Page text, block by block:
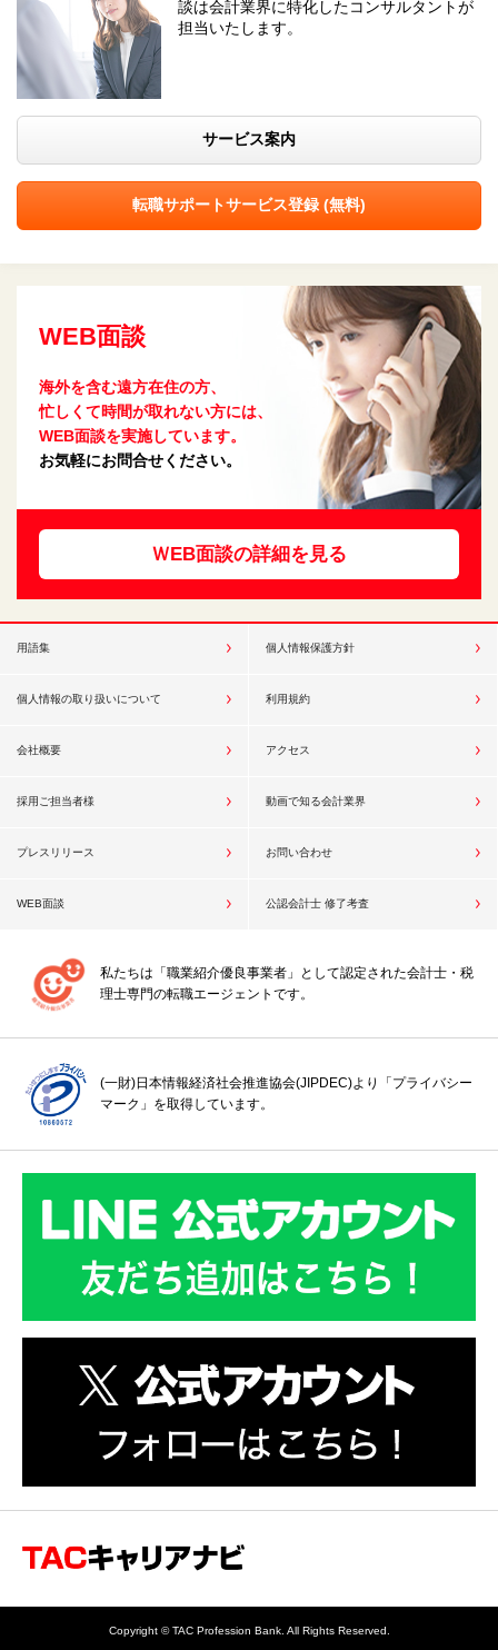
談は会計業界に特化したコンサルタントが
担当いたします。
サービス案内
転職サポートサービス登録 (無料)
WEB面談
海外を含む遠方在住の方、
忙しくて時間が取れない方には、
WEB面談を実施しています。
お気軽にお問合せください。
ＷEB面談の詳細を見る
会社概要 アクセス
個人情報保護方針
個人情報の取り扱いについて 利用規約
プレスリリース
採用ご担当者様
お問い合わせ
動画で知る会計業界
WEB面談 公認会計士 修了考査
用語集
私たちは「職業紹介優良事業者」として認定された会計士・税
理士専門の転職エージェントです。
(一財)日本情報経済社会推進協会(JIPDEC)より「プライバシー
マーク」を取得しています。
Copyright © TAC Profession Bank. All Rights Reserved.